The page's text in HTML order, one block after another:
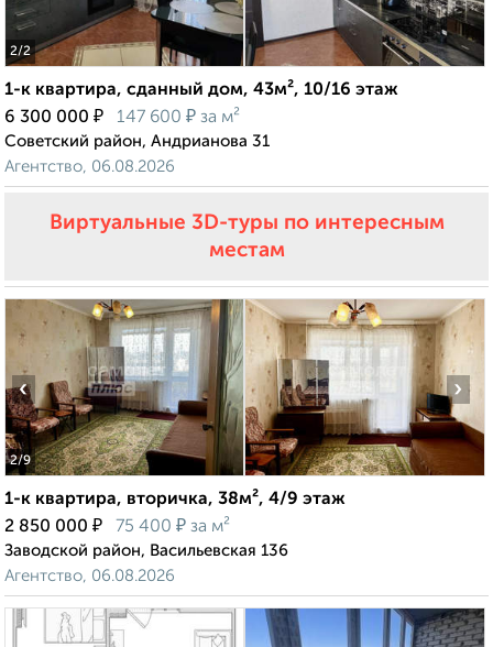
2/2
1-к квартира, сданный дом, 43м², 10/16 этаж
6 300 000 ₽ 147 600 ₽ за м²
Советский район, Андрианова 31
Агентство, 06.08.2026
Виртуальные 3D-туры по интересным
местам
2/9
‹ ›
1-к квартира, вторичка, 38м², 4/9 этаж
2 850 000 ₽ 75 400 ₽ за м²
Заводской район, Васильевская 136
Агентство, 06.08.2026